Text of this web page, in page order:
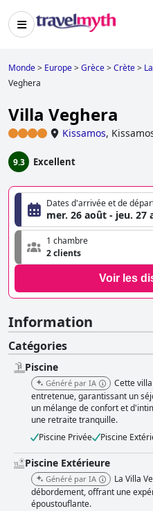
Monde> Europe>Grèce>Crète>
Veghera
Villa Veghera
Kissamos,
9.3 Excellent
Dates d'arrivée et de
mer. 26 août - jeu. 27
1 chambre
2 clients
Voir les
Information
Catégories
Piscine
Généré par IA
Cette
entretenue, garantissant un
un mélange de confort et
une retraite tranquille.
Piscine Privée
Piscine
Piscine Extérieure
Généré par IA
La Villa
débordement, offrant une
époustouflante.